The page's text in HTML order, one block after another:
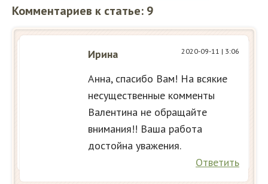
Комментариев к статье: 9
Ирина 2020-09-11 | 3:06
Анна, спасибо Вам! На всякие
несущественные комменты
Валентина не обращайте
внимания!! Ваша работа
достойна уважения.
Ответить